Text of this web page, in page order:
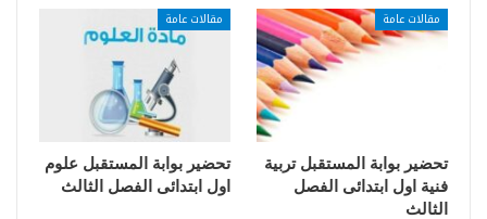
مقالات عامة
تحضير بوابة المستقبل تربية
فنية اول ابتدائى الفصل
الثالث
مقالات عامة
تحضير بوابة المستقبل علوم
اول ابتدائى الفصل الثالث